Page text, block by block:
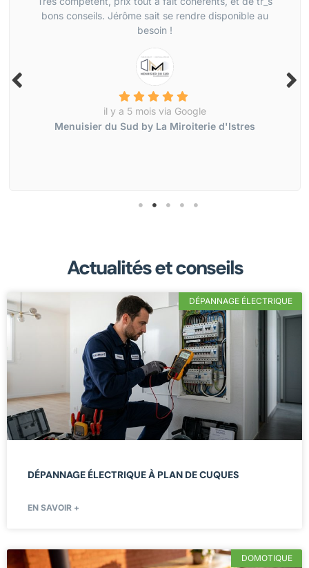
bons conseils. Jérôme sait se rendre disponible au
besoin !
il y a 5 mois via Google
Menuisier du Sud by La Miroiterie d'Istres
Actualités et conseils
DÉPANNAGE ÉLECTRIQUE
DÉPANNAGE ÉLECTRIQUE À PLAN DE CUQUES
EN SAVOIR +
DOMOTIQUE